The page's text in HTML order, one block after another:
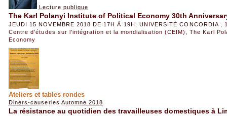
Lecture publique
The Karl Polanyi Institute of Political Economy 30th
JEUDI 15 NOVEMBRE 2018 DE 17H À 19H, UNIVERSITÉ CONCORDIA ,
Centre d’études sur l’intégration et la mondialisation (CEIM)
,The Karl
Economy
Ateliers et tables rondes
Diners-causeries Automne 2018
La résistance au quotidien des travailleuses domestiques à